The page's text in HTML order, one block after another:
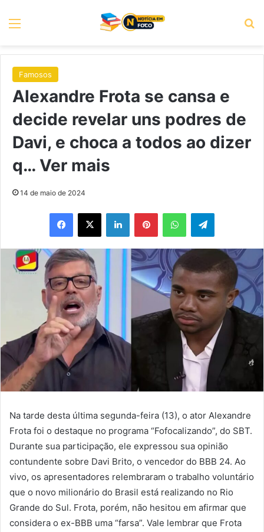
Menu
Famosos
Alexandre Frota se cansa e
decide revelar uns podres de
Davi, e choca a todos ao dizer
q… Ver mais
14 de maio de 2024
Facebook
X LinkedinPinterestWhatsAppTelegram
Na tarde desta última segunda-feira (13), o ator Alexandre
Frota foi o destaque no programa “Fofocalizando”, do SBT.
Durante sua participação, ele expressou sua opinião
contundente sobre Davi Brito, o vencedor do BBB 24. Ao
vivo, os apresentadores relembraram o trabalho voluntário
que o novo milionário do Brasil está realizando no Rio
Grande do Sul. Frota, porém, não hesitou em afirmar que
considera o ex-BBB uma “farsa”. Vale lembrar que Frota